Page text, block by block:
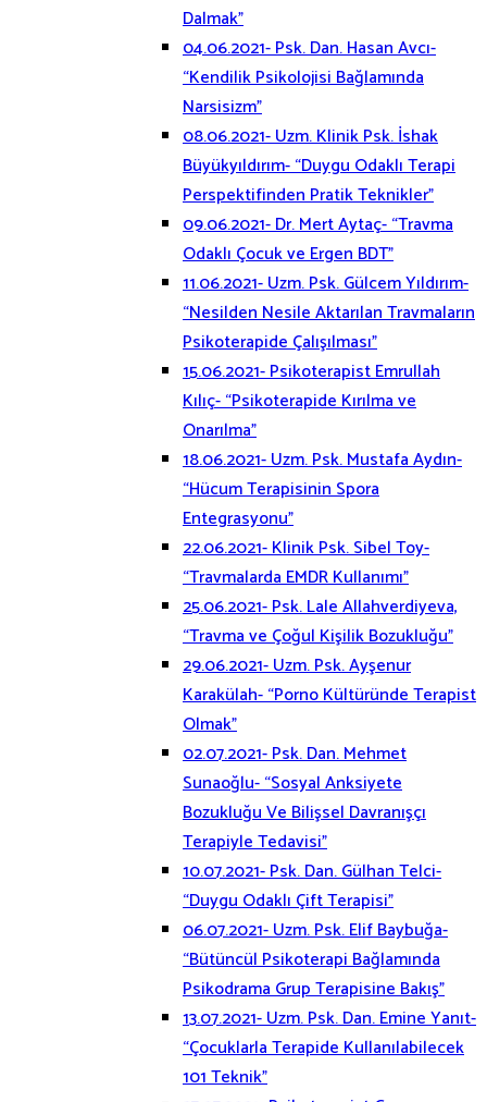
Dalmak”
04.06.2021- Psk. Dan. Hasan Avcı-
“Kendilik Psikolojisi Bağlamında
Narsisizm”
08.06.2021- Uzm. Klinik Psk. İshak
Büyükyıldırım- “Duygu Odaklı Terapi
Perspektifinden Pratik Teknikler”
09.06.2021- Dr. Mert Aytaç- “Travma
Odaklı Çocuk ve Ergen BDT”
11.06.2021- Uzm. Psk. Gülcem Yıldırım-
“Nesilden Nesile Aktarılan Travmaların
Psikoterapide Çalışılması”
15.06.2021- Psikoterapist Emrullah
Kılıç- “Psikoterapide Kırılma ve
Onarılma”
18.06.2021- Uzm. Psk. Mustafa Aydın-
“Hücum Terapisinin Spora
Entegrasyonu”
22.06.2021- Klinik Psk. Sibel Toy-
“Travmalarda EMDR Kullanımı”
25.06.2021- Psk. Lale Allahverdiyeva,
“Travma ve Çoğul Kişilik Bozukluğu”
29.06.2021- Uzm. Psk. Ayşenur
Karakülah- “Porno Kültüründe Terapist
Olmak”
02.07.2021- Psk. Dan. Mehmet
Sunaoğlu- “Sosyal Anksiyete
Bozukluğu Ve Bilişsel Davranışçı
Terapiyle Tedavisi”
10.07.2021- Psk. Dan. Gülhan Telci-
“Duygu Odaklı Çift Terapisi”
06.07.2021- Uzm. Psk. Elif Baybuğa-
“Bütüncül Psikoterapi Bağlamında
Psikodrama Grup Terapisine Bakış”
13.07.2021- Uzm. Psk. Dan. Emine Yanıt-
“Çocuklarla Terapide Kullanılabilecek
101 Teknik”